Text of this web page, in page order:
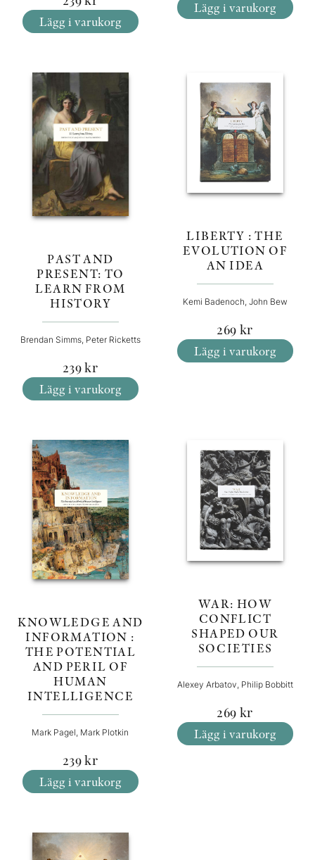
Lägg i varukorg
Lägg i varukorg
PAST AND
PRESENT: TO
LEARN FROM
HISTORY
Brendan Simms, Peter Ricketts
239kr
Lägg i varukorg
LIBERTY : THE
EVOLUTION OF
AN IDEA
Kemi Badenoch, John Bew
269 kr
Lägg i varukorg
KNOWLEDGE AND
INFORMATION :
THE POTENTIAL
AND PERIL OF
HUMAN
INTELLIGENCE
Mark Pagel, Mark Plotkin
239kr
Lägg i varukorg
WAR: HOW
CONFLICT
SHAPED OUR
SOCIETIES
Alexey Arbatov, Philip Bobbitt
269 kr
Lägg i varukorg